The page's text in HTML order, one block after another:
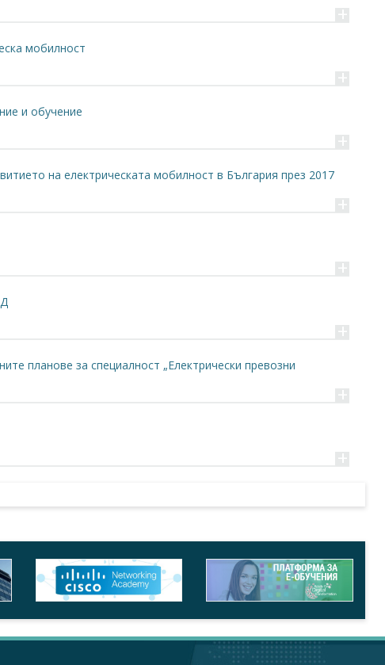
+
мобилност
+
и обучение
+
на електрическата мобилност в България през 2017
+
+
+
планове за специалност „Електрически превозни
+
+